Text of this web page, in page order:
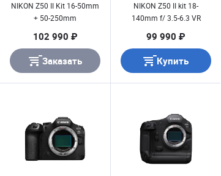
NIKON Z50 II Kit 16-50mm
+ 50-250mm
102 990 ₽
Заказать
NIKON Z50 II kit 18-
140mm f/ 3.5-6.3 VR
99 990 ₽
Купить